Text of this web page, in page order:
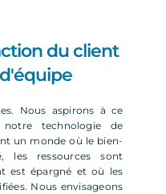
du client
Nous aspirons à ce
technologie de
un monde où le bien-
les ressources sont
est épargné et où les
Nous envisageons